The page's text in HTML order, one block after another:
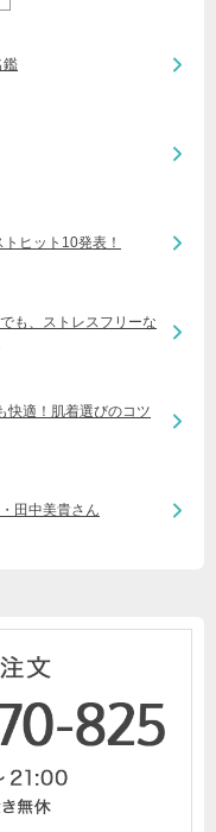
鑑
ヒット10発表！
も、ストレスフリーな
快適！肌着選びのコツ
田中美貴さん